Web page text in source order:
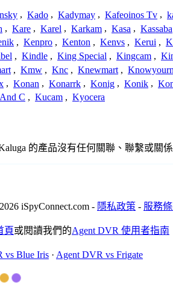
, Kado , Kadymay , Kafeoinos Tv ,
, Kare , Karel , Karkam , Kasa , Kassaba
, Kenpro , Kenton , Kenvs , Kerui ,
, Kindle , King Special , Kingcam ,
, Kmw , Knc , Knewmart ,
, Konan , Konarrk , Konig , Konik ,
C , Kucam , Kyocera
的產品沒有任何關聯、聯繫或
iSpyConnect.com - 隱私政策 - 服務
頁或閱讀我們的Agent DVR 使用者指南
vs Blue Iris · Agent DVR vs Frigate